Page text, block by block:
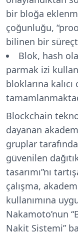
bir bloğa
çoğunluğu,
bilinen bir
Blok, hash
parmak izi
bloklarına
Blockchain
dayanan
gruplar
güvenilen
tasarımı”nı
çalışma,
kullanımına
Nakamoto’nun
Nakit Sistemi”